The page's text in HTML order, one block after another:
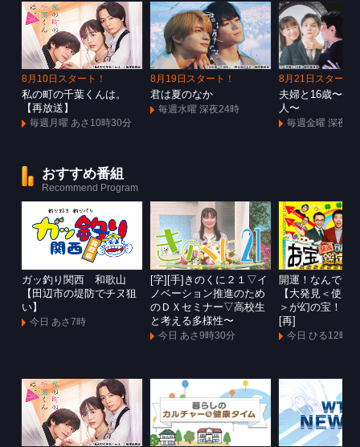
8月10日スタート！
私の町の千葉くんは。
【再放送】
毎週月曜 あさ10時30分
8月19日スタート！
君は夏のなか
毎週水曜 深夜24時
8月21日スタート
夫婦と16歳〜狂
人〜
毎週金曜 深夜1
おすすめ番組
Recommend Program
ガッ釣り関西 和歌山
【田辺市の堤防でチヌ狙
い】
今日 あさ7時
[字][手]きのくに２１▽イ
ノベーション推進のため
のＤＸセミナー▽高校生
と考える多様性〜
今日 あさ9時30分
開運！なんで
【大発見＜使用
＞が幻の宝！超
[再]
今日 ひる12時